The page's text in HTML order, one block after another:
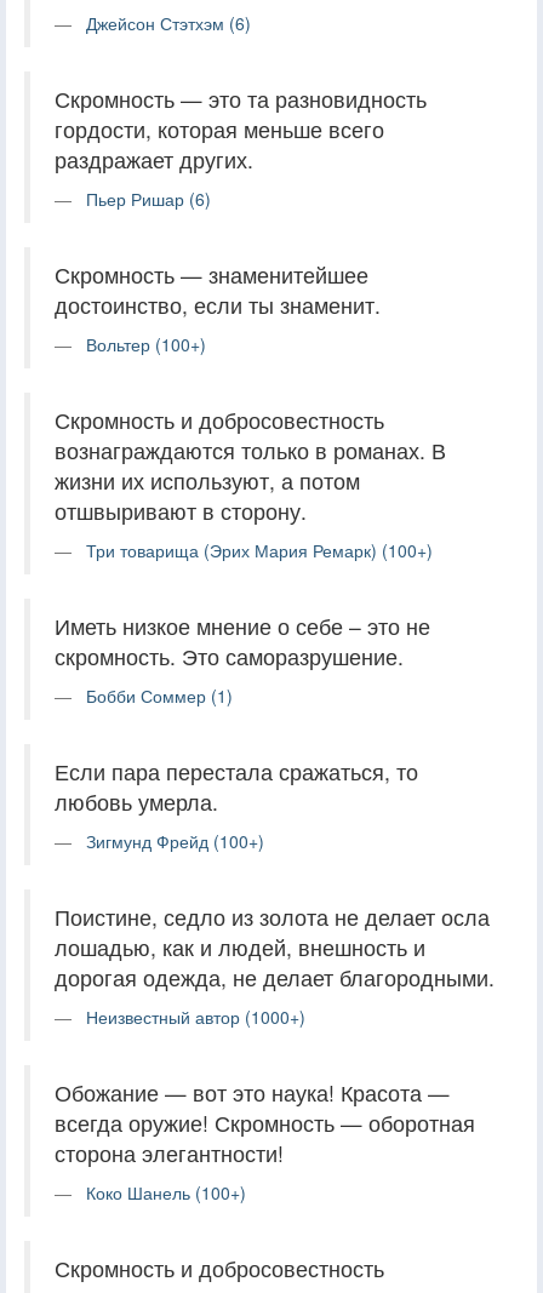
Джейсон Стэтхэм (6)
Скромность — это та разновидность
гордости, которая меньше всего
раздражает других.
Пьер Ришар (6)
Скромность — знаменитейшее
достоинство, если ты знаменит.
Вольтер (100+)
Скромность и добросовестность
вознаграждаются только в романах. В
жизни их используют, а потом
отшвыривают в сторону.
Три товарища (Эрих Мария Ремарк) (100+)
Иметь низкое мнение о себе – это не
скромность. Это саморазрушение.
Бобби Соммер (1)
Если пара перестала сражаться, то
любовь умерла.
Зигмунд Фрейд (100+)
Поистине, седло из золота не делает осла
лошадью, как и людей, внешность и
дорогая одежда, не делает благородными.
Неизвестный автор (1000+)
Обожание — вот это наука! Красота —
всегда оружие! Скромность — оборотная
сторона элегантности!
Коко Шанель (100+)
Скромность и добросовестность